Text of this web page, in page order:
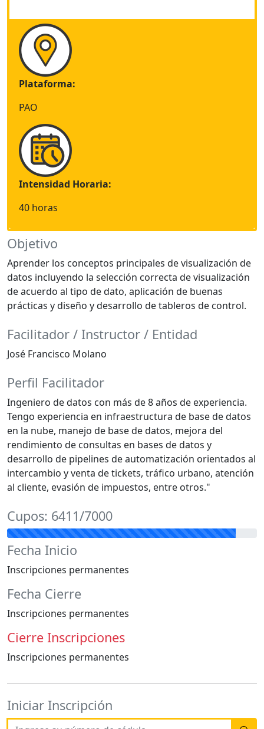
Plataforma:
PAO
Intensidad Horaria:
40 horas
Objetivo
Aprender los conceptos principales de visualización de
datos incluyendo la selección correcta de visualización
de acuerdo al tipo de dato, aplicación de buenas
prácticas y diseño y desarrollo de tableros de control.
Facilitador / Instructor / Entidad
José Francisco Molano
Perfil Facilitador
Ingeniero de datos con más de 8 años de experiencia.
Tengo experiencia en infraestructura de base de datos
en la nube, manejo de base de datos, mejora del
rendimiento de consultas en bases de datos y
desarrollo de pipelines de automatización orientados al
intercambio y venta de tickets, tráfico urbano, atención
al cliente, evasión de impuestos, entre otros."
Cupos: 6411/7000
Fecha Inicio
Inscripciones permanentes
Fecha Cierre
Inscripciones permanentes
Cierre Inscripciones
Inscripciones permanentes
Iniciar Inscripción